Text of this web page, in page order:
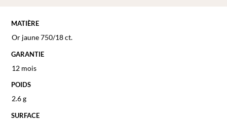
MATIÈRE
Or jaune 750/18 ct.
GARANTIE
12 mois
POIDS
2.6 g
SURFACE